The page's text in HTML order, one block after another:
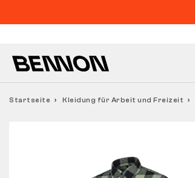
Startseite Kleidung für Arbeit und Freizeit